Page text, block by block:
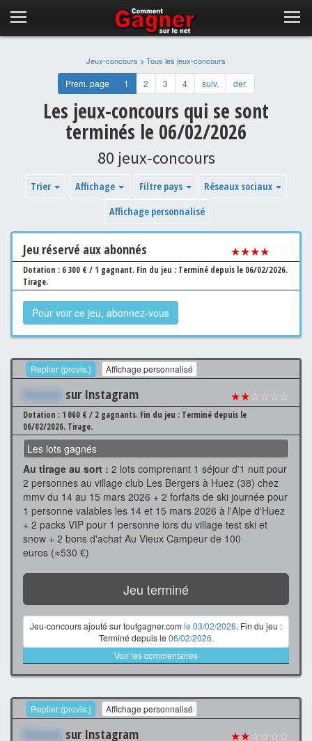
Jeux-concours > Tous les jeux-concours
Prem. page 1 2 3 4 suiv. der.
Les jeux-concours qui se sont
terminés le 06/02/2026
80 jeux-concours
Trier Affichage Filtre pays
Réseaux sociaux
Affichage personnalisé
Jeu réservé aux abonnés ★★★★
Dotation : 6 300 € / 1 gagnant. Fin du jeu : Terminé depuis le 06/02/2026.
Tirage.
Pour voir ce jeu, abonnez-vous
Replier (provis.) Affichage personnalisé
Xxxxxxx sur Instagram ★★☆☆☆☆
Dotation : 1 060 € / 2 gagnants. Fin du jeu : Terminé depuis le
06/02/2026. Tirage.
Les lots gagnés
Au tirage au sort : 2 lots comprenant 1 séjour d'1 nuit pour
2 personnes au village club Les Bergers à Huez (38) chez
mmv du 14 au 15 mars 2026 + 2 forfaits de ski journée pour
1 personne valables les 14 et 15 mars 2026 à l'Alpe d'Huez
+ 2 packs VIP pour 1 personne lors du village test ski et
snow + 2 bons d'achat Au Vieux Campeur de 100
euros (≈530 €)
Jeu terminé
Jeu-concours ajouté sur toutgagner.com le 03/02/2026. Fin du jeu :
Terminé depuis le 06/02/2026.
Voir les commentaires
Replier (provis.) Affichage personnalisé
Xxxxxxx sur Instagram ★★☆☆☆☆